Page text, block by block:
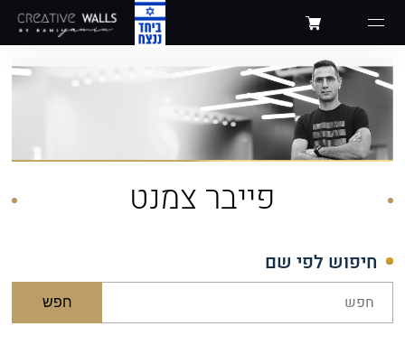
פייבר צמנט
חיפוש לפי שם
חפש